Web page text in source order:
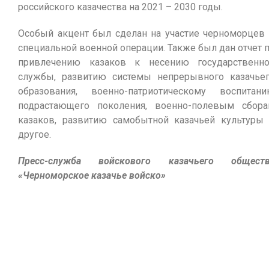
российского казачества на 2021 – 2030 годы.
Особый акцент был сделан на участие черноморцев
специальной военной операции. Также был дан отчет
привлечению казаков к несению
службы, развитию системы непрерывного
образования, военно-патриотическому
подрастающего поколения, военно-полевым
казаков, развитию самобытной казачьей культуры
другое.
Пресс-служба войскового казачьего
«Черноморское казачье войско»